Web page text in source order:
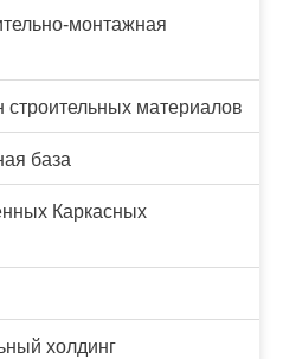
монтажная
строительных материалов
база
Каркасных
холдинг